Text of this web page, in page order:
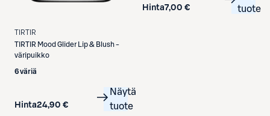
TIRTIR
TIRTIR Mood Glider Lip & Blush -
väripuikko
6 väriä
Hinta24,90 €
Näytä
tuote
Hinta7,00 €
tuote